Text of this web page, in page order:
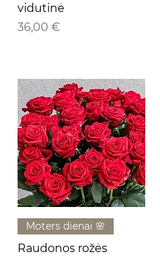
vidutinė
Kaina
36,00 €
Moters dienai 🌸
Raudonos rožės